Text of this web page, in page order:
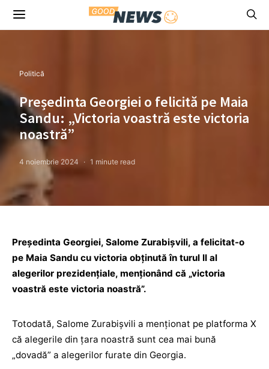
Politică
Președinta Georgiei o felicită pe Maia
Sandu: „Victoria voastră este victoria
noastră”
4 noiembrie 2024 1 minute read
Președinta Georgiei, Salome Zurabișvili, a felicitat-o
pe Maia Sandu cu victoria obținută în turul II al
alegerilor prezidențiale, menționând că „victoria
voastră este victoria noastră”.
Totodată, Salome Zurabișvili a menționat pe platforma X
că alegerile din țara noastră sunt cea mai bună
„dovadă” a alegerilor furate din Georgia.